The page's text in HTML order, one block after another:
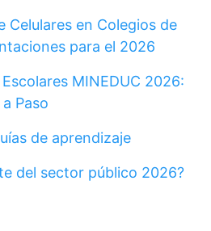
Celulares en Colegios de
para el 2026
MINEDUC 2026:
Paso
de aprendizaje
del sector público 2026?